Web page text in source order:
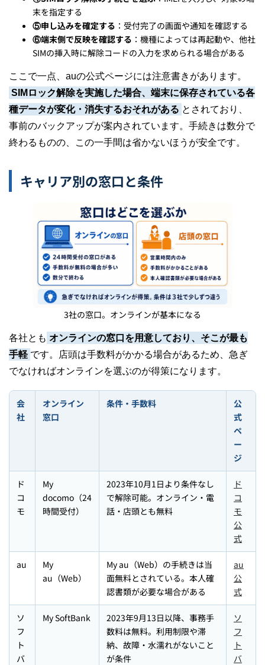
末を指定する
⑤申し込みを確定する ：受付完了の画面や通知を確認する
⑥端末側で反映を確認する ：機種によっては再起動や、他社
SIMの挿入時に解除コードの入力を求められる場合がある
ここで一点、auの公式ページには注意書きがあります。
SIMロック解除を実施した場合、端末に保存されている各
種データが変化・消失するおそれがある とされており、
事前のバックアップが案内されています。手続きは数分で
終わるものの、この一手間は省かないほうが安全です。
キャリア別の窓口と条件
3社の窓口。オンラインが基本になる
各社とも オンラインの窓口を用意しており、そこが最も
手軽 です。店頭は手数料がかかる場合があるため、急ぎ
でなければオンラインを選ぶのが得策になります。
会
社
オンライン
窓口
条件・手数料
公
式
ペ
ー
ジ
ド
コ
モ
My
docomo（24
時間受付）
2023年10月1日より条件なし
で解除可能。オンライン・電
話・店頭とも無料
ド
コ
モ
公
式
au
My
au（Web）
My au（Web）の手続きは当
面無料とされている。本人確
認書類が必要な場合がある
au
公
式
ソ
フ
ト
バ
My SoftBank
2023年9月13日以降、事務手
数料は無料。利用制限や滞
納、故障・水濡れがないこと
が条件
ソ
フ
ト
バ